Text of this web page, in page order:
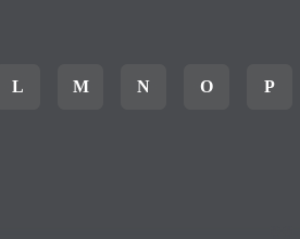
L M N O P